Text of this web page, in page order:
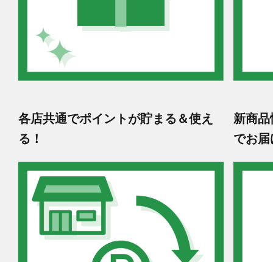
各店共通でポイントが貯まる＆使え
る！
新商
でお届